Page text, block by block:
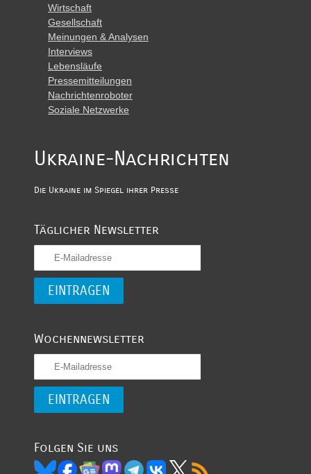
Wirtschaft
Gesellschaft
Meinungen & Analysen
Interviews
Lebensläufe
Pressemitteilungen
Nachrichtenroboter
Soziale Netzwerke
Ukraine-Nachrichten
Die Ukraine im Spiegel ihrer Presse
Täglicher Newsletter
Wochennewsletter
Folgen Sie uns